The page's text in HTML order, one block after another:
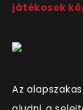
játékosok
Az